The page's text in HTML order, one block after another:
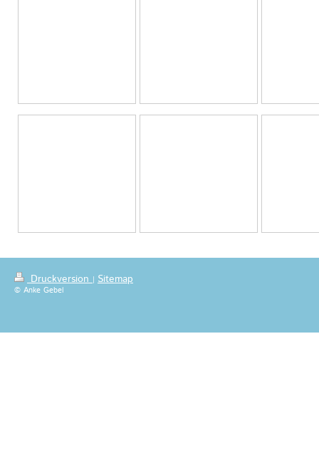
Druckversion| Sitemap
© Anke Gebel